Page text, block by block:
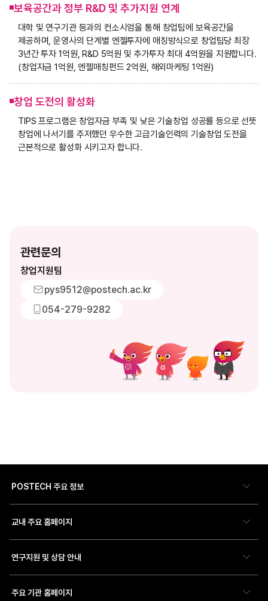
보육공간과 정부 R&D 및 추가지원 연계
대학 및 연구기관 등과의 컨소시엄을 통해 창업팀에 보육공간을
제공하며, 운영사의 단계별 엔젤투자에 매칭방식으로 창업팀당 최장
3년간 투자 1억원, R&D 5억원 및 추가투자 최대 4억원을 지원합니다.
(창업자금 1억원, 엔젤매칭펀드 2억원, 해외마케팅 1억원)
창업 도전의 활성화
TIPS 프로그램은 창업자금 부족 및 낮은 기술창업 성공률 등으로 선뜻
창업에 나서기를 주저했던 우수한 고급기술인력의 기술창업 도전을
근본적으로 활성화 시키고자 합니다.
관련문의
창업지원팀
pys9512@postech.ac.kr
054-279-9282
POSTECH 주요 정보
교내 주요 홈페이지
연구지원 및 상담 안내
주요 기관 홈페이지